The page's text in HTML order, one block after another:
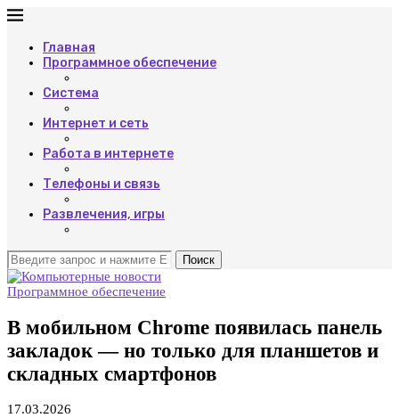
Главная
Программное обеспечение
Система
Интернет и сеть
Работа в интернете
Телефоны и связь
Развлечения, игры
Поиск
Программное обеспечение
В мобильном Chrome появилась панель
закладок — но только для планшетов и
складных смартфонов
17.03.2026